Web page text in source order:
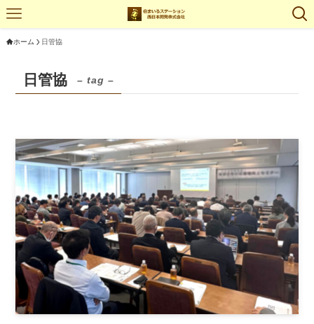
ホーム 日管協
日管協 – tag –